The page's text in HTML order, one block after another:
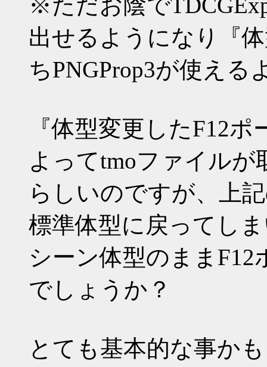
出せるようになり『
ちPNGProp3が使え
『体型変更したF12
よってtmoファイルが
らしいのですが、上
標準体型に戻ってし
シーン体型のまま
でしょうか？
とても基本的な事か